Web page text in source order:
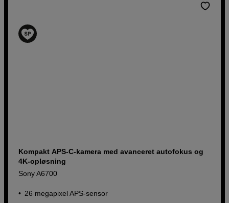
Kompakt APS-C-kamera med avanceret autofokus og
4K-opløsning
Sony A6700
26 megapixel APS-sensor